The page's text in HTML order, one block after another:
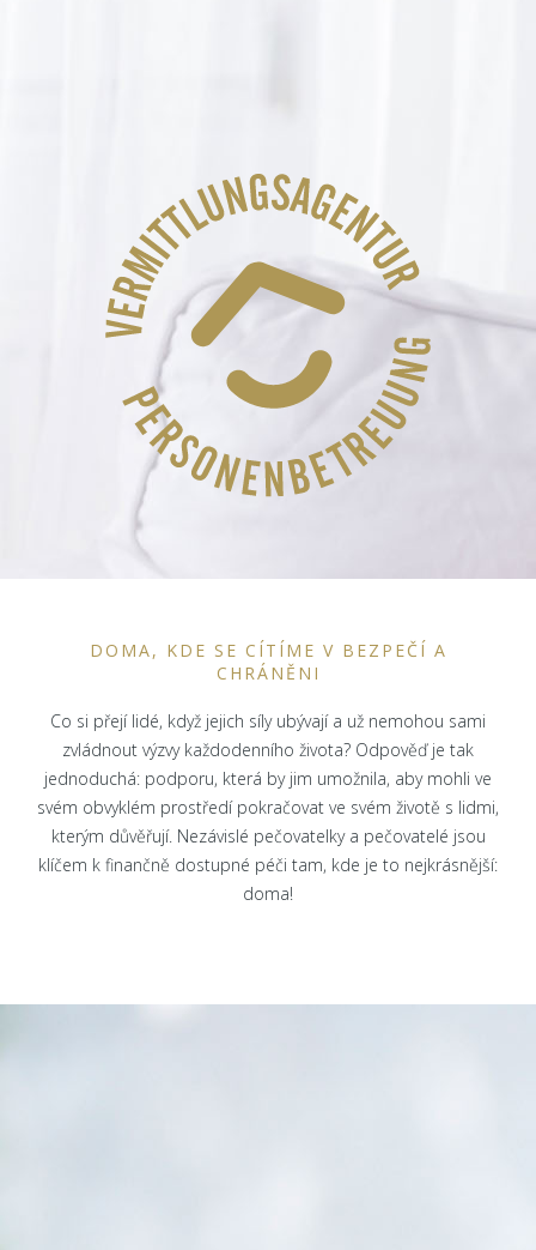
DOMA, KDE SE CÍTÍME V BEZPEČÍ A
CHRÁNĚNI
Co si přejí lidé, když jejich síly ubývají a už nemohou sami
zvládnout výzvy každodenního života? Odpověď je tak
jednoduchá: podporu, která by jim umožnila, aby mohli ve
svém obvyklém prostředí pokračovat ve svém životě s lidmi,
kterým důvěřují. Nezávislé pečovatelky a pečovatelé jsou
klíčem k finančně dostupné péči tam, kde je to nejkrásnější:
doma!